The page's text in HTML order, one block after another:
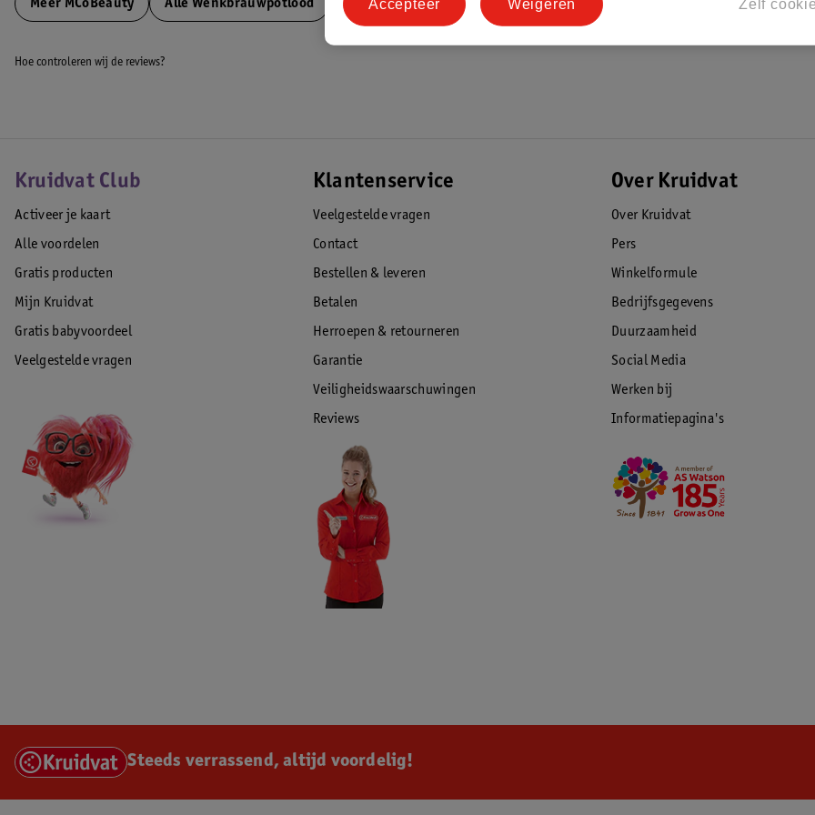
Meer MCoBeauty Alle Wenkbrauwpotlood
Hoe controleren wij de reviews?
Kruidvat Club
Activeer je kaart
Alle voordelen
Gratis producten
Mijn Kruidvat
Gratis babyvoordeel
Veelgestelde vragen
Klantenservice
Veelgestelde vragen
Contact
Bestellen & leveren
Betalen
Herroepen & retourneren
Garantie
Veiligheidswaarschuwingen
Reviews
Over Kruidvat
Over Kruidvat
Pers
Winkelformule
Bedrijfsgegevens
Duurzaamheid
Social Media
Werken bij
Informatiepagina's
Steeds verrassend, altijd voordelig!
Zelf
Weigeren
Accepteer